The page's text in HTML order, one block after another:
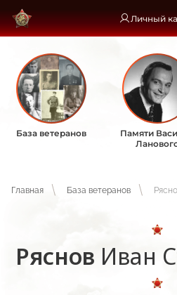
Личный
База ветеранов
Памяти
Главная База ветеранов
Ряснов Иван